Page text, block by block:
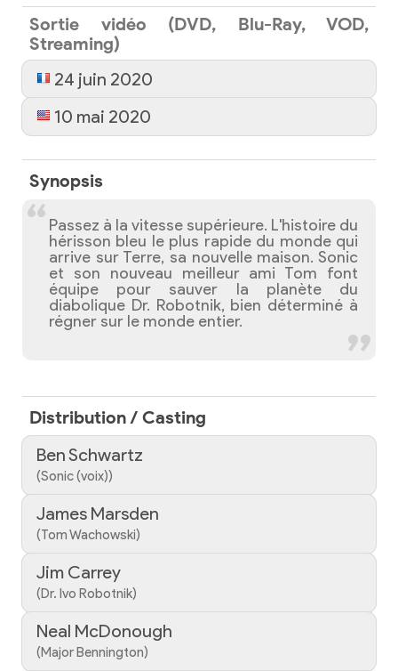
Sortie vidéo (DVD, Blu-Ray, VOD,
Streaming)
24 juin 2020
10 mai 2020
Synopsis
Passez à la vitesse supérieure. L'histoire du
hérisson bleu le plus rapide du monde qui
arrive sur Terre, sa nouvelle maison. Sonic
et son nouveau meilleur ami Tom font
équipe pour sauver la planète du
diabolique Dr. Robotnik, bien déterminé à
régner sur le monde entier.
Distribution / Casting
Ben Schwartz
(Sonic (voix))
James Marsden
(Tom Wachowski)
Jim Carrey
(Dr. Ivo Robotnik)
Neal McDonough
(Major Bennington)